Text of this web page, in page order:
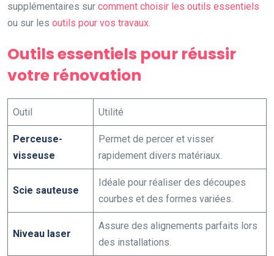
supplémentaires sur comment choisir les outils essentiels
ou sur les outils pour vos travaux.
Outils essentiels pour réussir
votre rénovation
Outil Utilité
Perceuse-
visseuse
Permet de percer et visser
rapidement divers matériaux.
Scie sauteuse
Idéale pour réaliser des découpes
courbes et des formes variées.
Niveau laser
Assure des alignements parfaits lors
des installations.